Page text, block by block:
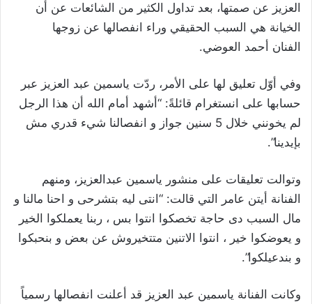
العزيز عن صمتها، بعد تداول الكثير من الشائعات عن أن
الخيانة هي السبب الحقيقي وراء انفصالها عن زوجها
الفنان أحمد العوضي.
وفي أوّل تعليق لها على الأمر، ردّت ياسمين عبد العزيز عبر
حسابها على انستغرام قائلةً: “أشهد أمام الله أن هذا الرجل
لم يخونني خلال 5 سنين جواز و انفصالنا شيء قدري مش
بإيدينا”.
وتوالت تعليقات على منشور ياسمين عبدالعزيز، ومنهم
الفنانة أيتن عامر التي قالت: “انتى ليه بتشرحى و احنا مالنا و
مال السبب دى حاجة تخصكوا انتوا بس ، ربنا يعملكوا الخير
و يعوضكوا خير ، انتوا الاتنين متتخيروش عن بعض و بنحبكوا
و بندعيلكوا”.
وكانت الفنانة ياسمين عبد العزيز قد أعلنت انفصالها رسمياً